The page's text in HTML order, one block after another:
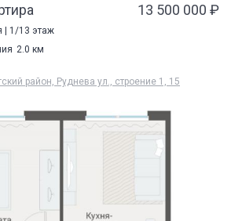
13 500 000 ₽
| 1/13 этаж
2.0 км
район, Руднева ул., строение 1, 15